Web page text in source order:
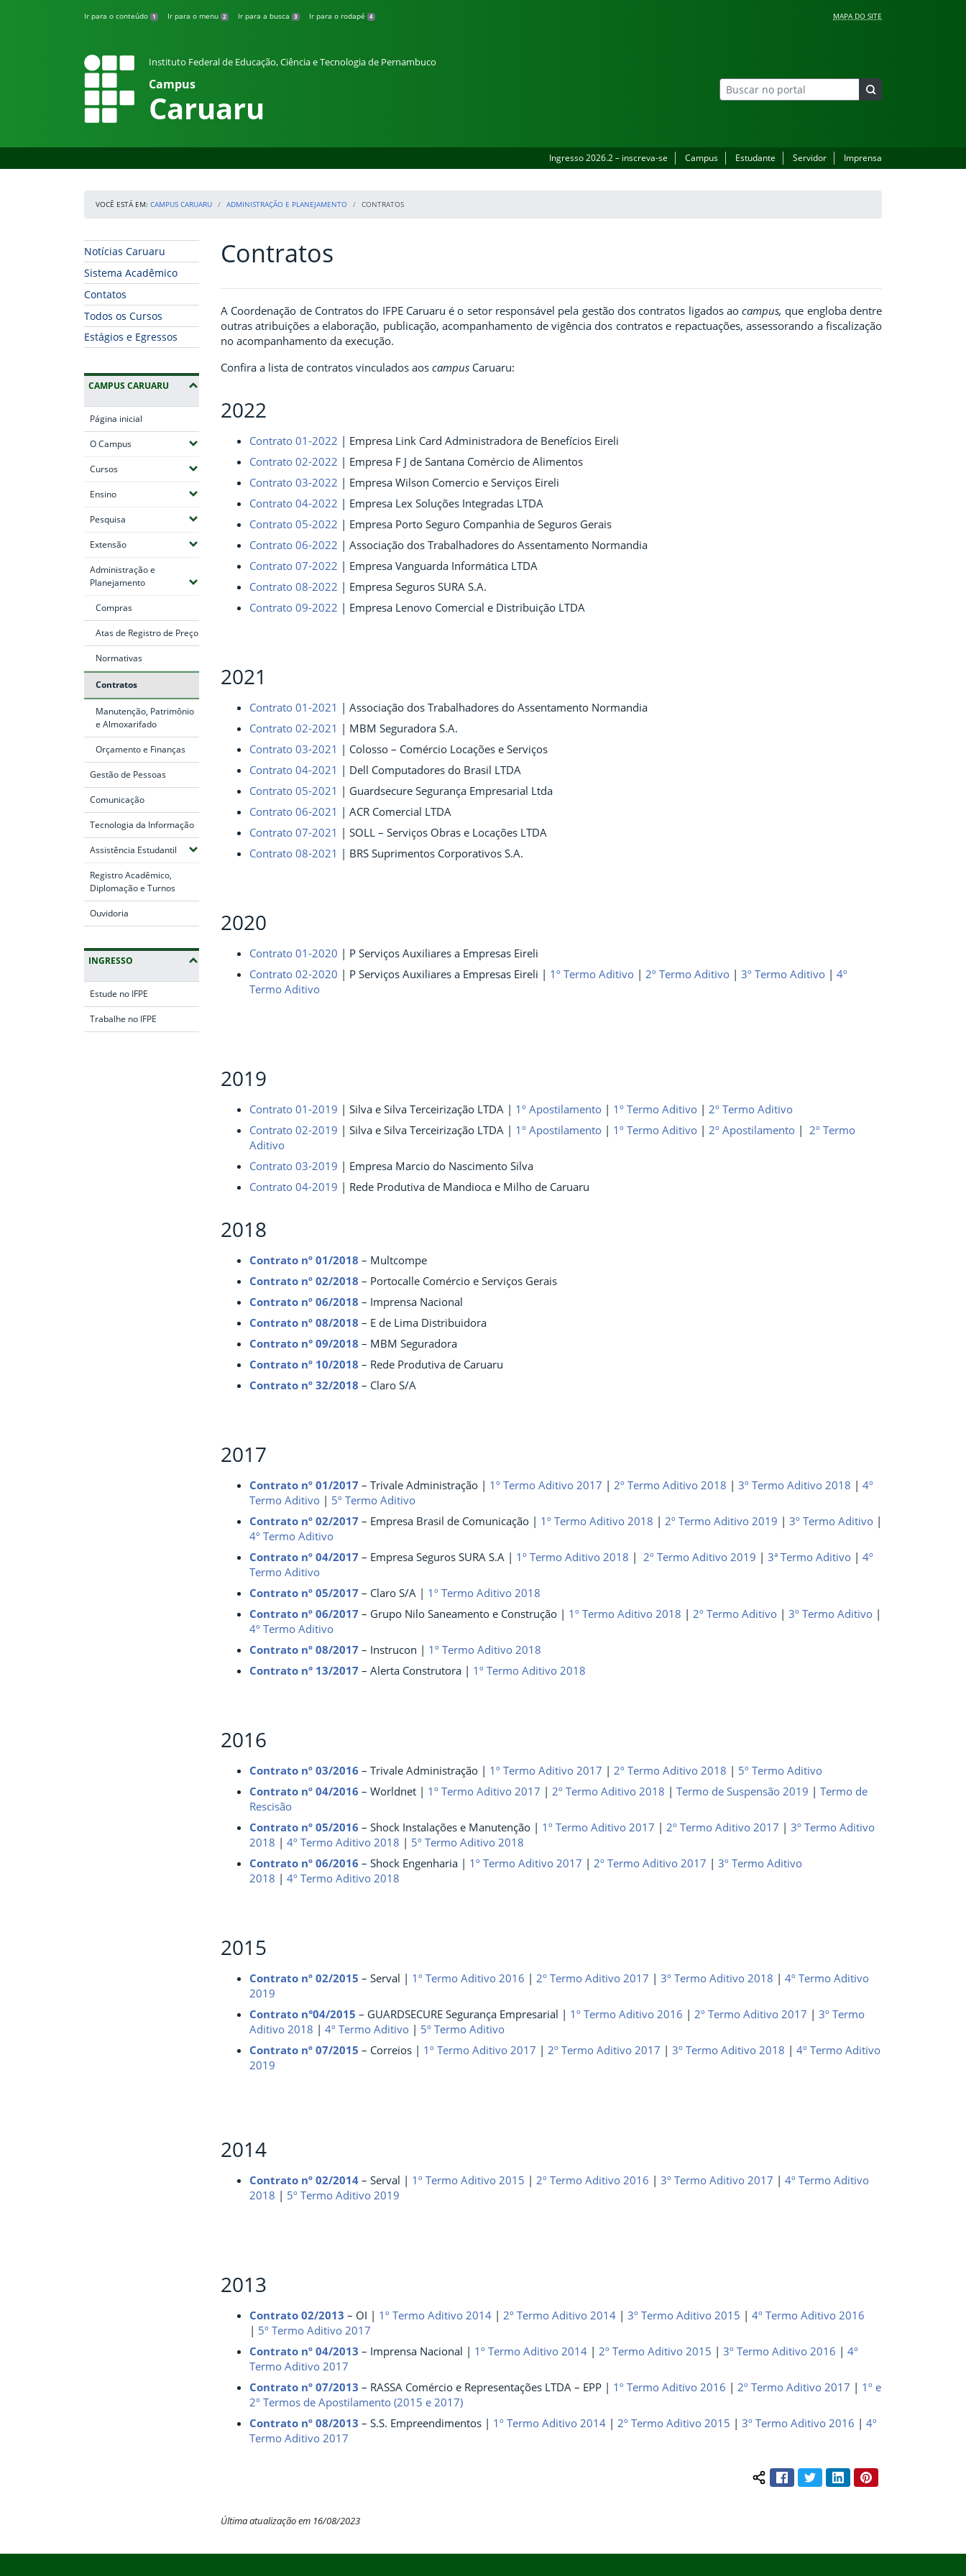
Ir para o conteúdo 1 Ir para o menu 2 Ir para a busca 3 Ir para o rodapé 4 MAPA DO SITE
Instituto Federal de Educação, Ciência e Tecnologia de Pernambuco
Campus
Caruaru
Ingresso 2026.2 – inscreva-se Campus Estudante Servidor Imprensa
VOCÊ ESTÁ EM: CAMPUS CARUARU ADMINISTRAÇÃO E PLANEJAMENTO CONTRATOS
Início da navegação
Notícias Caruaru
Sistema Acadêmico
Contatos
Todos os Cursos
Estágios e Egressos
CAMPUS CARUARU
Página inicial
O Campus(Expandir submenus)
Cursos(Expandir submenus)
Ensino(Expandir submenus)
Pesquisa (Expandir submenus)
Extensão(Expandir submenus)
Administração e
Planejamento(Expandir submenus)
Compras
Atas de Registro de Preço
Normativas
Contratos
Manutenção, Patrimônio
e Almoxarifado
Orçamento e Finanças
Gestão de Pessoas
Comunicação
Tecnologia da Informação
Assistência Estudantil (Expandir submenus)
Registro Acadêmico,
Diplomação e Turnos
Ouvidoria
INGRESSO
Estude no IFPE
Trabalhe no IFPE
Início do conteúdo
Contratos
A Coordenação de Contratos do IFPE Caruaru é o setor responsável pela gestão dos contratos ligados aocampus, que engloba dentre
outras atribuições a elaboração, publicação, acompanhamento de vigência dos contratos e repactuações, assessorando a fiscalização
no acompanhamento da execução.
Confira a lista de contratos vinculados aos campus Caruaru:
2022
Contrato 01-2022 | Empresa Link Card Administradora de Benefícios Eireli
Contrato 02-2022 | Empresa F J de Santana Comércio de Alimentos
Contrato 03-2022 | Empresa Wilson Comercio e Serviços Eireli
Contrato 04-2022 | Empresa Lex Soluções Integradas LTDA
Contrato 05-2022 | Empresa Porto Seguro Companhia de Seguros Gerais
Contrato 06-2022 | Associação dos Trabalhadores do Assentamento Normandia
Contrato 07-2022 | Empresa Vanguarda Informática LTDA
Contrato 08-2022 | Empresa Seguros SURA S.A.
Contrato 09-2022 | Empresa Lenovo Comercial e Distribuição LTDA
2021
Contrato 01-2021 | Associação dos Trabalhadores do Assentamento Normandia
Contrato 02-2021 | MBM Seguradora S.A.
Contrato 03-2021 | Colosso – Comércio Locações e Serviços
Contrato 04-2021 | Dell Computadores do Brasil LTDA
Contrato 05-2021 | Guardsecure Segurança Empresarial Ltda
Contrato 06-2021 | ACR Comercial LTDA
Contrato 07-2021 | SOLL – Serviços Obras e Locações LTDA
Contrato 08-2021 | BRS Suprimentos Corporativos S.A.
2020
Contrato 01-2020 | P Serviços Auxiliares a Empresas Eireli
Contrato 02-2020 | P Serviços Auxiliares a Empresas Eireli | 1º Termo Aditivo | 2º Termo Aditivo | 3º Termo Aditivo | 4º
Termo Aditivo
2019
Contrato 01-2019 | Silva e Silva Terceirização LTDA | 1º Apostilamento | 1º Termo Aditivo | 2º Termo Aditivo
Contrato 02-2019 | Silva e Silva Terceirização LTDA | 1º Apostilamento | 1º Termo Aditivo | 2º Apostilamento | 2º Termo
Aditivo
Contrato 03-2019 | Empresa Marcio do Nascimento Silva
Contrato 04-2019 | Rede Produtiva de Mandioca e Milho de Caruaru
2018
Contrato nº 01/2018 – Multcompe
Contrato nº 02/2018 – Portocalle Comércio e Serviços Gerais
Contrato nº 06/2018 – Imprensa Nacional
Contrato nº 08/2018 – E de Lima Distribuidora
Contrato n° 09/2018 – MBM Seguradora
Contrato nº 10/2018 – Rede Produtiva de Caruaru
Contrato nº 32/2018 – Claro S/A
2017
Contrato nº 01/2017 – Trivale Administração | 1º Termo Aditivo 2017 | 2º Termo Aditivo 2018 | 3º Termo Aditivo 2018 | 4º
Termo Aditivo | 5º Termo Aditivo
Contrato nº 02/2017 – Empresa Brasil de Comunicação | 1º Termo Aditivo 2018 | 2º Termo Aditivo 2019 | 3º Termo Aditivo |
4º Termo Aditivo
Contrato nº 04/2017 – Empresa Seguros SURA S.A | 1º Termo Aditivo 2018 | 2º Termo Aditivo 2019 | 3ª Termo Aditivo | 4º
Termo Aditivo
Contrato nº 05/2017 – Claro S/A | 1º Termo Aditivo 2018
Contrato nº 06/2017 – Grupo Nilo Saneamento e Construção | 1º Termo Aditivo 2018 | 2º Termo Aditivo | 3º Termo Aditivo |
4º Termo Aditivo
Contrato nº 08/2017 – Instrucon | 1º Termo Aditivo 2018
Contrato n° 13/2017 – Alerta Construtora | 1º Termo Aditivo 2018
2016
Contrato nº 03/2016 – Trivale Administração | 1º Termo Aditivo 2017 | 2º Termo Aditivo 2018 | 5º Termo Aditivo
Contrato nº 04/2016 – Worldnet | 1º Termo Aditivo 2017 | 2º Termo Aditivo 2018 | Termo de Suspensão 2019 | Termo de
Rescisão
Contrato nº 05/2016 – Shock Instalações e Manutenção | 1º Termo Aditivo 2017 | 2º Termo Aditivo 2017 | 3º Termo Aditivo
2018 | 4º Termo Aditivo 2018 | 5º Termo Aditivo 2018
Contrato nº 06/2016 – Shock Engenharia | 1º Termo Aditivo 2017 | 2º Termo Aditivo 2017 | 3º Termo Aditivo
2018 | 4º Termo Aditivo 2018
2015
Contrato nº 02/2015 – Serval | 1º Termo Aditivo 2016 | 2º Termo Aditivo 2017 | 3º Termo Aditivo 2018 | 4º Termo Aditivo
2019
Contrato n°04/2015 – GUARDSECURE Segurança Empresarial | 1º Termo Aditivo 2016 | 2º Termo Aditivo 2017 | 3º Termo
Aditivo 2018 | 4º Termo Aditivo | 5º Termo Aditivo
Contrato nº 07/2015 – Correios | 1º Termo Aditivo 2017 | 2º Termo Aditivo 2017 | 3º Termo Aditivo 2018 | 4º Termo Aditivo
2019
2014
Contrato nº 02/2014 – Serval | 1º Termo Aditivo 2015 | 2º Termo Aditivo 2016 | 3º Termo Aditivo 2017 | 4º Termo Aditivo
2018 | 5º Termo Aditivo 2019
2013
Contrato 02/2013 – OI | 1º Termo Aditivo 2014 | 2º Termo Aditivo 2014 | 3º Termo Aditivo 2015 | 4º Termo Aditivo 2016
| 5º Termo Aditivo 2017
Contrato nº 04/2013 – Imprensa Nacional | 1º Termo Aditivo 2014 | 2º Termo Aditivo 2015 | 3º Termo Aditivo 2016 | 4º
Termo Aditivo 2017
Contrato nº 07/2013 – RASSA Comércio e Representações LTDA – EPP | 1º Termo Aditivo 2016 | 2º Termo Aditivo 2017 | 1º e
2º Termos de Apostilamento (2015 e 2017)
Contrato nº 08/2013 – S.S. Empreendimentos | 1º Termo Aditivo 2014 | 2º Termo Aditivo 2015 | 3º Termo Aditivo 2016 | 4º
Termo Aditivo 2017
Compartilhar conteúdo:
FacebookTwitterLinkedInPinterest
Última atualização em 16/08/2023